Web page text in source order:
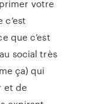
votre
que c’est
social très
ça) qui
et de